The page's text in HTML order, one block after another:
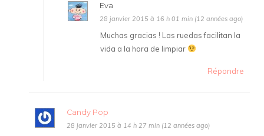
Eva
28 janvier 2015 à 16 h 01 min (12 années ago)
Muchas gracias ! Las ruedas facilitan la
vida a la hora de limpiar
Répondre
Candy Pop
28 janvier 2015 à 14 h 27 min (12 années ago)